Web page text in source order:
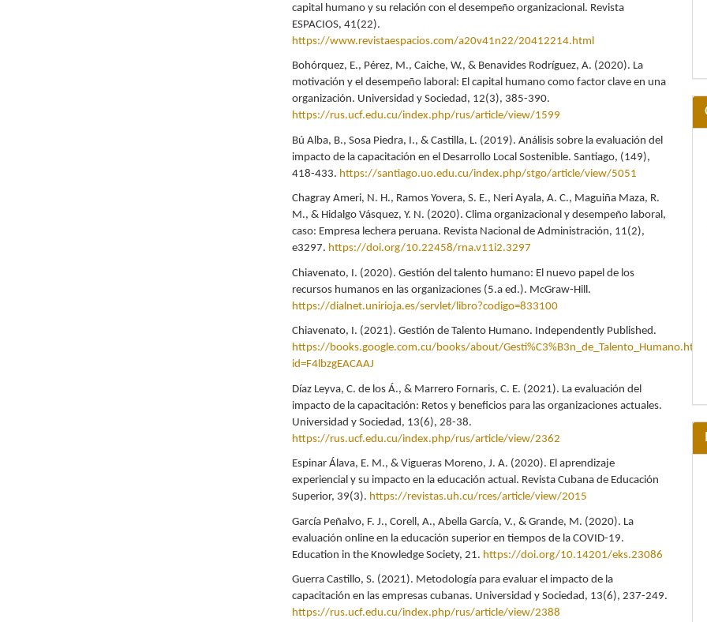
capital humano y su relación con el desempeño organizacional. Revista
ESPACIOS, 41(22).
https://www.revistaespacios.com/a20v41n22/20412214.html
Bohórquez, E., Pérez, M., Caiche, W., & Benavides Rodríguez, A. (2020). La
motivación y el desempeño laboral: El capital humano como factor clave en una
organización. Universidad y Sociedad, 12(3), 385-390.
https://rus.ucf.edu.cu/index.php/rus/article/view/1599
Bú Alba, B., Sosa Piedra, I., & Castilla, L. (2019). Análisis sobre la evaluación del
impacto de la capacitación en el Desarrollo Local Sostenible. Santiago, (149),
418-433. https://santiago.uo.edu.cu/index.php/stgo/article/view/5051
Chagray Ameri, N. H., Ramos Yovera, S. E., Neri Ayala, A. C., Maguiña Maza, R.
M., & Hidalgo Vásquez, Y. N. (2020). Clima organizacional y desempeño laboral,
caso: Empresa lechera peruana. Revista Nacional de Administración, 11(2),
e3297. https://doi.org/10.22458/rna.v11i2.3297
Chiavenato, I. (2020). Gestión del talento humano: El nuevo papel de los
recursos humanos en las organizaciones (5.a ed.). McGraw-Hill.
https://dialnet.unirioja.es/servlet/libro?codigo=833100
Chiavenato, I. (2021). Gestión de Talento Humano. Independently Published.
https://books.google.com.cu/books/about/Gesti%C3%B3n_de_Talento_Humano.html?
id=F4lbzgEACAAJ
Díaz Leyva, C. de los Á., & Marrero Fornaris, C. E. (2021). La evaluación del
impacto de la capacitación: Retos y beneficios para las organizaciones actuales.
Universidad y Sociedad, 13(6), 28-38.
https://rus.ucf.edu.cu/index.php/rus/article/view/2362
Espinar Álava, E. M., & Vigueras Moreno, J. A. (2020). El aprendizaje
experiencial y su impacto en la educación actual. Revista Cubana de Educación
Superior, 39(3). https://revistas.uh.cu/rces/article/view/2015
García Peñalvo, F. J., Corell, A., Abella García, V., & Grande, M. (2020). La
evaluación online en la educación superior en tiempos de la COVID-19.
Education in the Knowledge Society, 21. https://doi.org/10.14201/eks.23086
Guerra Castillo, S. (2021). Metodología para evaluar el impacto de la
capacitación en las empresas cubanas. Universidad y Sociedad, 13(6), 237-249.
https://rus.ucf.edu.cu/index.php/rus/article/view/2388